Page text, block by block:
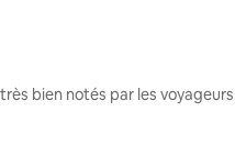
bien notés par les